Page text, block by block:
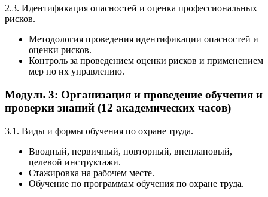
2.3. Идентификация опасностей и оценка профессиональных
рисков.
Методология проведения идентификации опасностей и
оценки рисков.
Контроль за проведением оценки рисков и применением
мер по их управлению.
Модуль 3: Организация и проведение обучения и
проверки знаний (12 академических часов)
3.1. Виды и формы обучения по охране труда.
Вводный, первичный, повторный, внеплановый,
целевой инструктажи.
Стажировка на рабочем месте.
Обучение по программам обучения по охране труда.